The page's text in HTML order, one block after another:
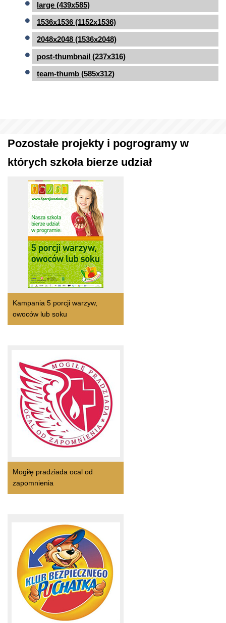
large (439x585)
1536x1536 (1152x1536)
2048x2048 (1536x2048)
post-thumbnail (237x316)
team-thumb (585x312)
Pozostałe projekty i pogrogramy w
których szkoła bierze udział
Kampania 5 porcji warzyw,
owoców lub soku
Mogiłę pradziada ocal od
zapomnienia